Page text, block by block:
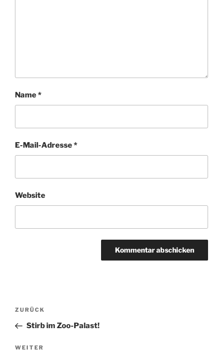
Name*
E-Mail-Adresse*
Website
Beitragsnavigation
Vorheriger
Beitrag
ZURÜCK
Stirb im Zoo-Palast!
Nächster
WEITER